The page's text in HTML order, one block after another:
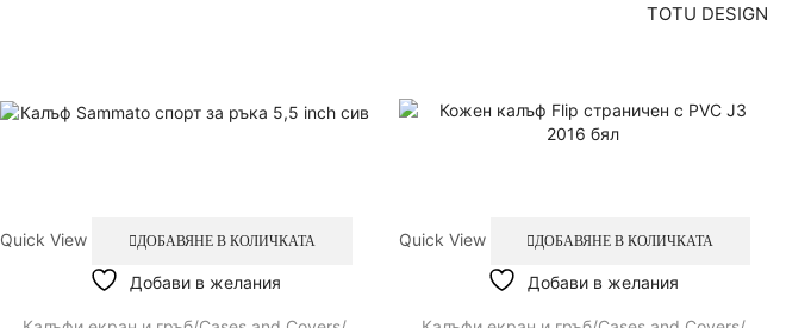
TOTU DESIGN
Quick View ДОБАВЯНЕ В КОЛИЧКАТА
Добави в желания
Quick View ДОБАВЯНЕ В КОЛИЧКАТА
Добави в желания